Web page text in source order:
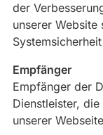
der
unserer
Empfänger
Empfänger der
Dienstleister,
unserer